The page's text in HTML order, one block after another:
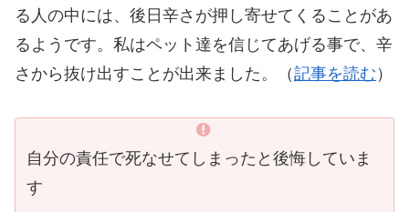
る人の中には、後日辛さが押し寄せてくることがあ
るようです。私はペット達を信じてあげる事で、辛
さから抜け出すことが出来ました。（記事を読む ）
自分の責任で死なせてしまったと後悔していま
す